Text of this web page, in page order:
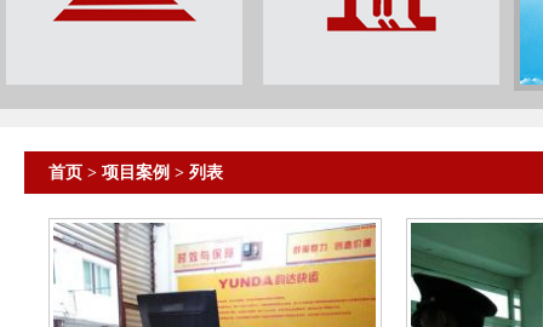
首页 > 项目案例 > 列表